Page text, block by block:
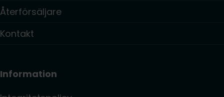
Återförsäljare
Kontakt
Information